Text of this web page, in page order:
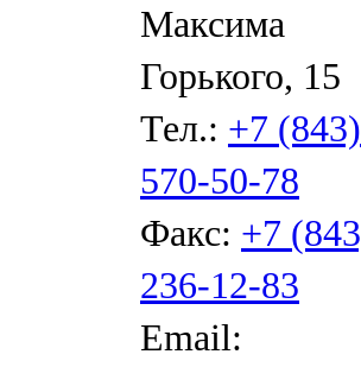
Максима
Горького, 15
Тел.: +7 (843)
570-50-78
Факс: +7
236-12-83
Email: